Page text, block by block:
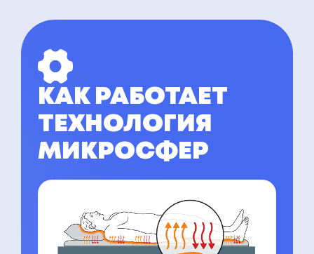
КАК РАБОТАЕТ
ТЕХНОЛОГИЯ
МИКРОСФЕР